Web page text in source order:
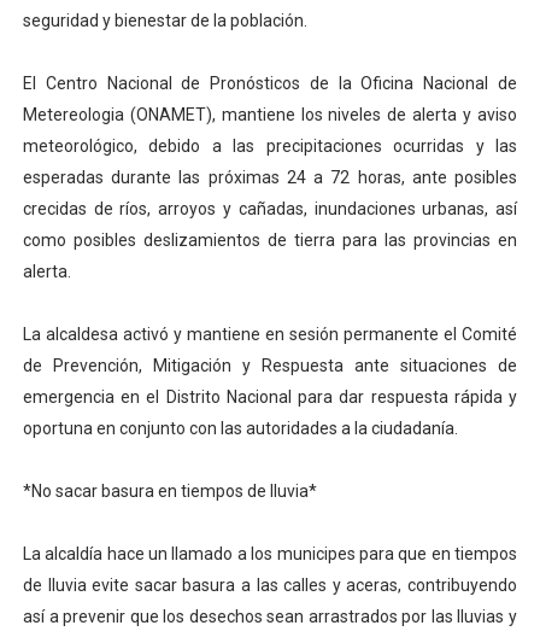
seguridad y bienestar de la población.
El Centro Nacional de Pronósticos de la Oficina Nacional de
Metereologia (ONAMET), mantiene los niveles de alerta y aviso
meteorológico, debido a las precipitaciones ocurridas y las
esperadas durante las próximas 24 a 72 horas, ante posibles
crecidas de ríos, arroyos y cañadas, inundaciones urbanas, así
como posibles deslizamientos de tierra para las provincias en
alerta.
La alcaldesa activó y mantiene en sesión permanente el Comité
de Prevención, Mitigación y Respuesta ante situaciones de
emergencia en el Distrito Nacional para dar respuesta rápida y
oportuna en conjunto con las autoridades a la ciudadanía.
*No sacar basura en tiempos de lluvia*
La alcaldía hace un llamado a los municipes para que en tiempos
de lluvia evite sacar basura a las calles y aceras, contribuyendo
así a prevenir que los desechos sean arrastrados por las lluvias y